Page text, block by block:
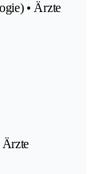
• Ärzte
Ärzte